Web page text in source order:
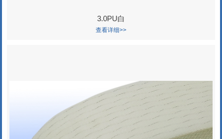
3.0PU白
查看详细>>